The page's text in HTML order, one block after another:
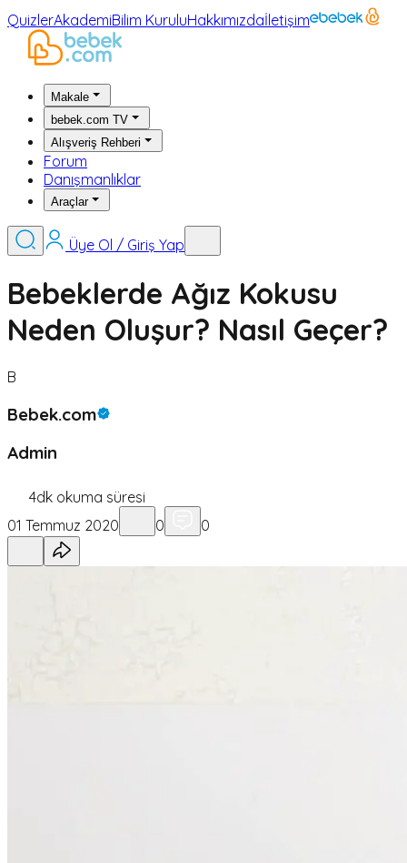
QuizlerAkademiBilim KuruluHakkımızdaİletişim
Makale
bebek.com TV
Alışveriş Rehberi
Forum
Danışmanlıklar
Araçlar
Üye Ol / Giriş Yap
Bebeklerde Ağız Kokusu
Neden Oluşur? Nasıl Geçer?
B
Bebek.com
Admin
4dk okuma süresi
01 Temmuz 2020
0 0